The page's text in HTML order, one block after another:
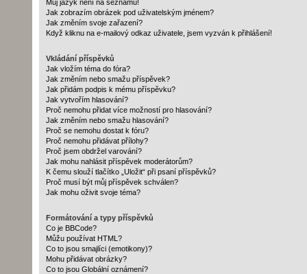
Můj jazyk není na seznamu!
Jak zobrazím obrázek pod uživatelským jménem?
Jak změním svoje zařazení?
Když kliknu na e-mailový odkaz uživatele, jsem vyzván k přihlášení!
Vkládání příspěvků
Jak vložím téma do fóra?
Jak změním nebo smažu příspěvek?
Jak přidám podpis k mému příspěvku?
Jak vytvořím hlasování?
Proč nemohu přidat více možností pro hlasování?
Jak změním nebo smažu hlasování?
Proč se nemohu dostat k fóru?
Proč nemohu přidávat přílohy?
Proč jsem obdržel varování?
Jak mohu nahlásit příspěvek moderátorům?
K čemu slouží tlačítko „Uložit“ při psaní příspěvků?
Proč musí být můj příspěvek schválen?
Jak mohu oživit svoje téma?
Formátování a typy příspěvků
Co je BBCode?
Můžu používat HTML?
Co to jsou smajlíci (emotikony)?
Mohu přidávat obrázky?
Co to jsou Globální oznámení?